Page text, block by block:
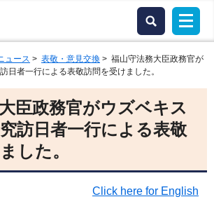
ュース > 表敬・意見交換 > 福山守法務大臣政務官が
日者一行による表敬訪問を受けました。
臣政務官がウズベキス
訪日者一行による表敬
した。
Click here for English